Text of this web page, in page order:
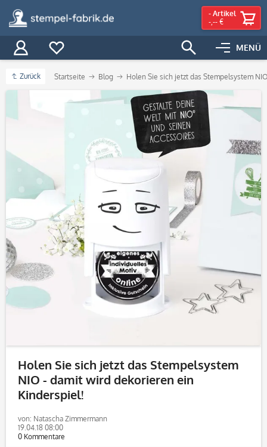
MENÜ
- Artikel
-,-- €
Zurück Startseite Blog Holen Sie sich jetzt das Stempelsystem
Holen Sie sich jetzt das Stempelsystem
NIO - damit wird dekorieren ein
Kinderspiel!
von: Natascha Zimmermann
19.04.18 08:00
0 Kommentare